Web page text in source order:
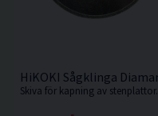
HiKOKI Sågklinga
Skiva för kapning